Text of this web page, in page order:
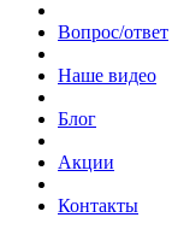
Вопрос/ответ
Наше видео
Блог
Акции
Контакты